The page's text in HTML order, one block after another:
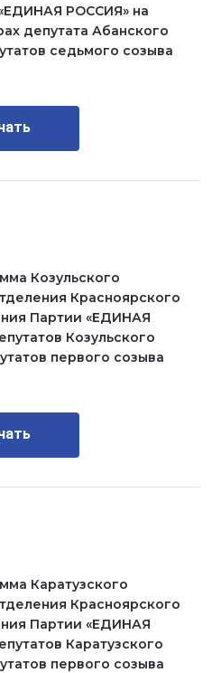
РОССИЯ» на
депутата Абанского
седьмого созыва
Козульского
Красноярского
Партии «ЕДИНАЯ
Козульского
первого созыва
Каратузского
Красноярского
Партии «ЕДИНАЯ
Каратузского
первого созыва